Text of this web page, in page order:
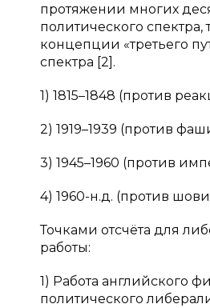
протяжении многих
политического
концепции «третьего
спектра [2].
1) 1815–1848 (против
2) 1919–1939 (против
3) 1945–1960 (против
4) 1960-н.д. (против
Точками отсчёта для
работы:
1) Работа английского
политического